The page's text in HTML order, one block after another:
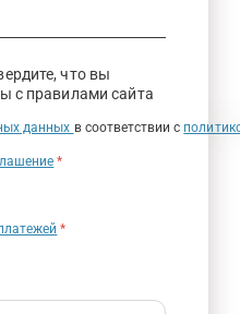
что вы
с правилами сайта
данных в соответствии с
*
*